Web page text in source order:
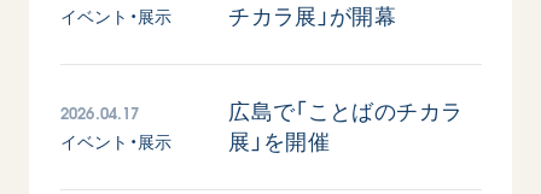
イベント・展示
チカラ展」が開幕
2026.04.17
イベント・展示
広島で「ことばのチカラ
展」を開催